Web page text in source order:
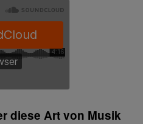
diese Art von Musik